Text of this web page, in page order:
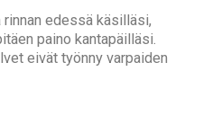
rinnan edessä käsilläsi,
paino kantapäilläsi.
eivät työnny varpaiden